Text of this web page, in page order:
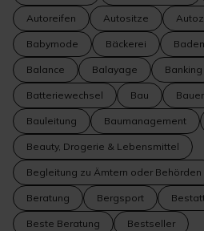
Autoreifen Autositze
Babymode Bäckerei
Balance Balayage Banking
Batteriewechsel Bau
Bauleitung Baumanagement
Beauty, Drogerie & Lebensmittel
Begleitung zu Ämtern oder Behörden
Beratung Bergsport
Beste Beratung Bestseller